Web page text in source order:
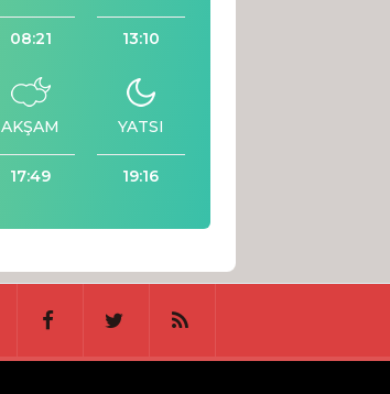
08:21 13:10
AKŞAM
17:49
YATSI
19:16